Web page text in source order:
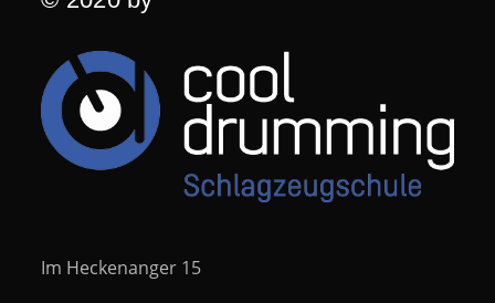
Im Heckenanger 15